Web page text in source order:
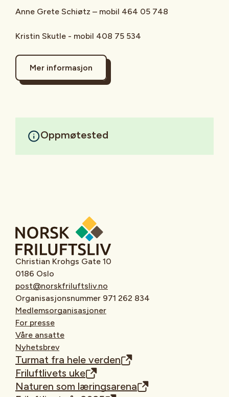
Anne Grete Schiøtz – mobil 464 05 748
Kristin Skutle - mobil 408 75 534
Mer informasjon
Oppmøtested
Christian Krohgs Gate 10
0186 Oslo
post@norskfriluftsliv.no
Organisasjonsnummer 971 262 834
Medlemsorganisasjoner
For presse
Våre ansatte
Nyhetsbrev
Turmat fra hele verden
Friluftlivets uke
Naturen som læringsarena